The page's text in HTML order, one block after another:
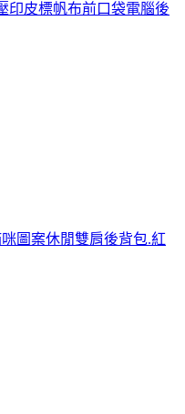
印皮標帆布前口袋電腦後
圖案休閒雙肩後背包.紅